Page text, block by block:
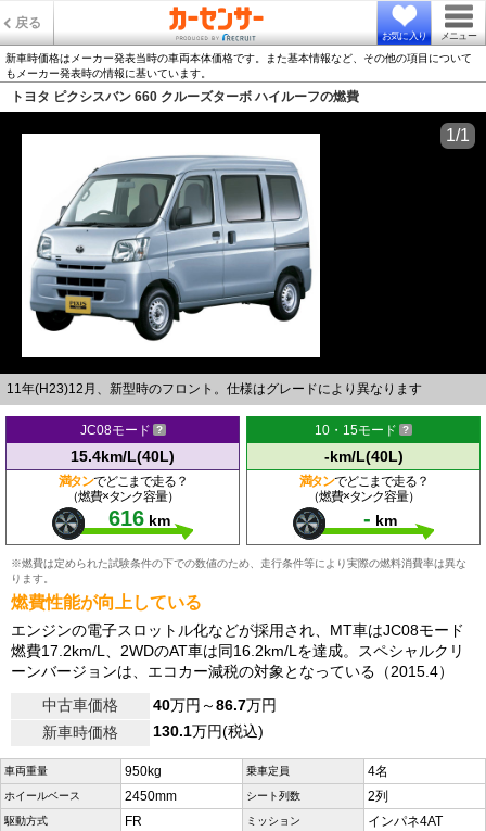
戻る
お気に入り メニュー
新車時価格はメーカー発表当時の車両本体価格です。また基本情報など、その他の項目について
もメーカー発表時の情報に基いています。
トヨタ ピクシスバン 660 クルーズターボ ハイルーフの燃費
11年(H23)12月、新型時のフロント。仕様はグレードにより異なります
1/1
JC08モード
15.4km/L(40L)
満タンでどこまで走る？
（燃費×タンク容量）
616 km
10・15モード
-km/L(40L)
満タンでどこまで走る？
（燃費×タンク容量）
- km
※燃費は定められた試験条件の下での数値のため、走行条件等により実際の燃料消費率は異な
ります。
燃費性能が向上している
エンジンの電子スロットル化などが採用され、MT車はJC08モード
燃費17.2km/L、2WDのAT車は同16.2km/Lを達成。スペシャルクリ
ーンバージョンは、エコカー減税の対象となっている（2015.4）
中古車価格
40万円～86.7万円
新車時価格
130.1万円(税込)
車両重量 950kg 乗車定員 4名
ホイールベース 2450mm シート列数 2列
駆動方式 FR ミッション インパネ4AT